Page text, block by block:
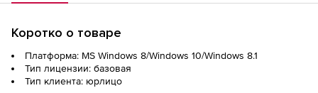
Коротко о товаре
Платформа: MS Windows 8/Windows 10/Windows 8.1
Тип лицензии: базовая
Тип клиента: юрлицо